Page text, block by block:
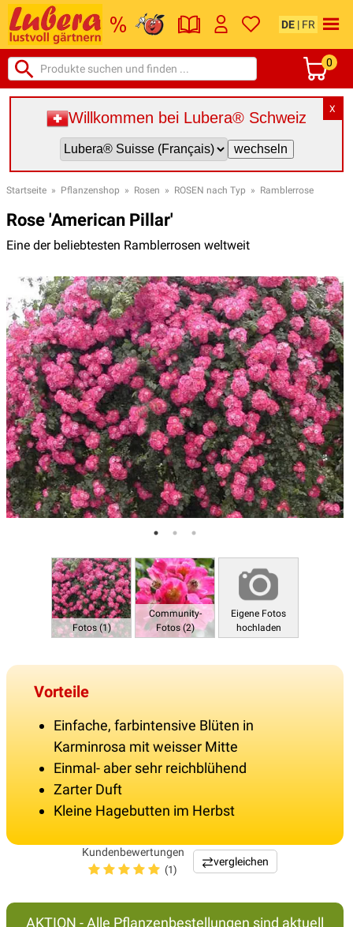
DE | FR
0
X
Willkommen bei Lubera® Schweiz
Startseite » Pflanzenshop » Rosen » ROSEN nach Typ » Ramblerrose
Rose 'American Pillar'
Eine der beliebtesten Ramblerrosen weltweit
Fotos (1)
Community-
Fotos (2)
Eigene Fotos
hochladen
Vorteile
Einfache, farbintensive Blüten in
Karminrosa mit weisser Mitte
Einmal- aber sehr reichblühend
Zarter Duft
Kleine Hagebutten im Herbst
Kundenbewertungen
(1)
vergleichen
AKTION - Alle Pflanzenbestellungen sind aktuell